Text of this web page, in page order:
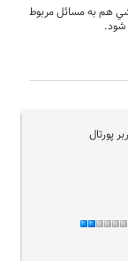
هم به مسائل مربوط
پورتال